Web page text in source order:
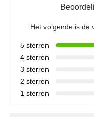
Het volgende is de
5 sterren
4 sterren
3 sterren
2 sterren
1 sterren